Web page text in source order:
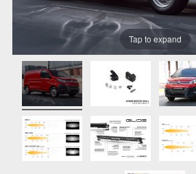
Tap to expand